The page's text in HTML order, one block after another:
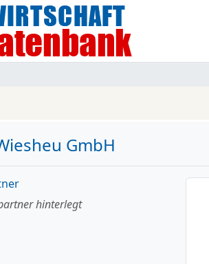
GmbH
hinterlegt